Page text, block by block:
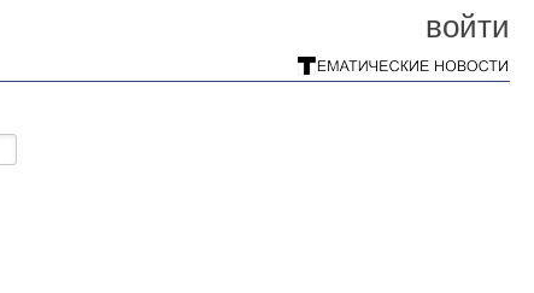
войти